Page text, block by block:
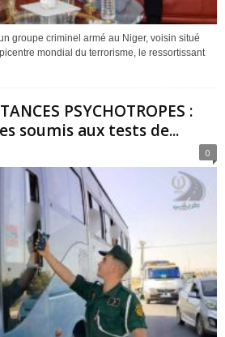
groupe criminel armé au Niger, voisin situé
mondial du terrorisme, le ressortissant
PSYCHOTROPES :
soumis aux tests de...
0